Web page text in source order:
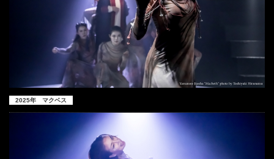
2025年 マクベス